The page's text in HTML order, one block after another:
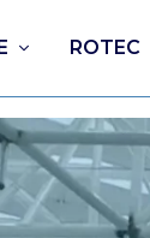
ROTEC